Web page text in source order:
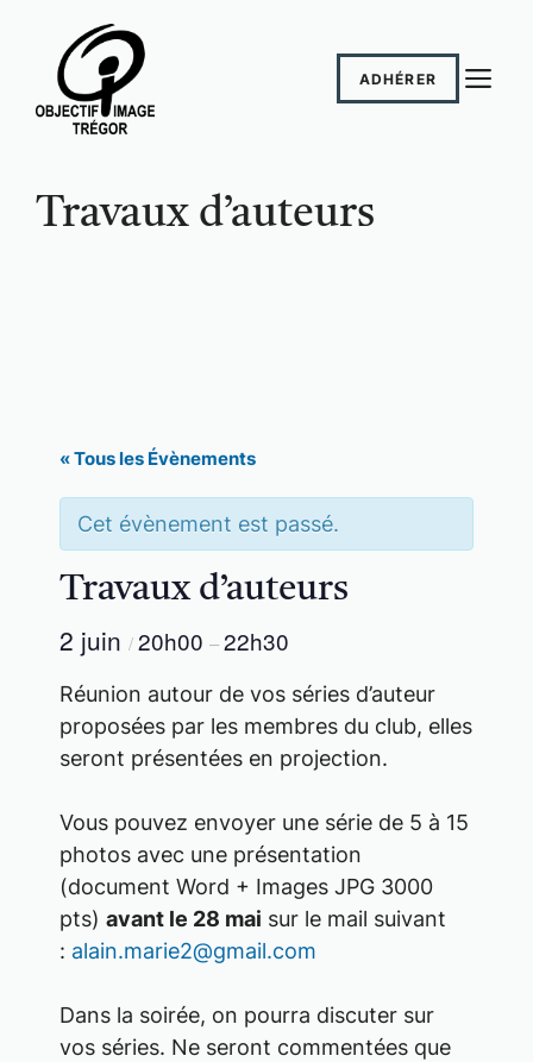
contenu
ADHÉRER
Travaux d’auteurs
« Tous les Évènements
Cet évènement est passé.
Travaux d’auteurs
2 juin /20h00 –22h30
Réunion autour de vos séries d’auteur
proposées par les membres du club, elles
seront présentées en projection.
Vous pouvez envoyer une série de 5 à 15
photos avec une présentation
(document Word + Images JPG 3000
pts) avant le 28 mai sur le mail suivant
: alain.marie2@gmail.com
Dans la soirée, on pourra discuter sur
vos séries. Ne seront commentées que